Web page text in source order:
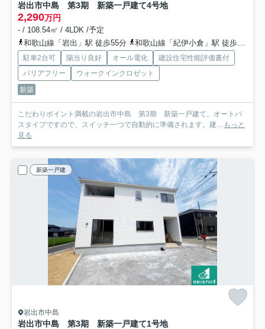
岩出市中島 第3期 新築一戸建て4号地
2,290万円
- / 108.54㎡ / 4LDK /予定
和歌山線「岩出」駅 徒歩55分
和歌山線「紀伊小倉」駅 徒歩49分
駐車2台可 陽当り良好 オール電化
建設住宅性能評価書付
バリアフリー
ウォークインクロゼット
新築
こだわりポイント満載の岩出市中島 第3期 新築一戸建て。オートバ
スタイプですので、スイッチ一つで自動的に準備されます。建... もっと
見る
新築一戸建
岩出市中島
岩出市中島 第3期 新築一戸建て1号地